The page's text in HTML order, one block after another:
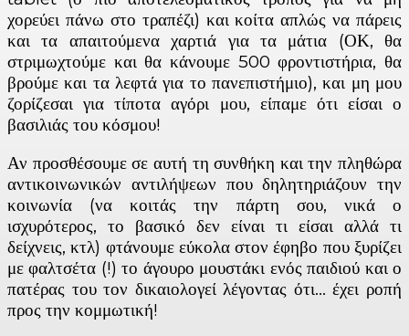
χορεύει πάνω στο τραπέζι) και κοίτα απλώς να πάρεις
και τα απαιτούμενα χαρτιά για τα μάτια (ΟΚ, θα
στριμωχτούμε και θα κάνουμε 500 φροντιστήρια, θα
βρούμε και τα λεφτά για το πανεπιστήμιο), και μη μου
ζορίζεσαι για τίποτα αγόρι μου, είπαμε ότι είσαι ο
βασιλιάς του κόσμου!
Αν προσθέσουμε σε αυτή τη συνθήκη και την πληθώρα
αντικοινωνικών αντιλήψεων που δηλητηριάζουν την
κοινωνία (να κοιτάς την πάρτη σου, νικά ο
ισχυρότερος, το βασικό δεν είναι τι είσαι αλλά τι
δείχνεις, κτλ) φτάνουμε εύκολα στον έφηβο που ξυρίζει
με φαλτσέτα (!) το άγουρο μουστάκι ενός παιδιού και ο
πατέρας του τον δικαιολογεί λέγοντας ότι… έχει ροπή
προς την κομμωτική!